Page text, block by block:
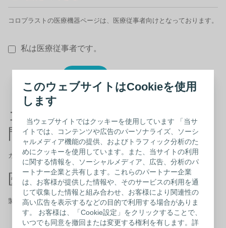
このウェブサイトはCookieを使用
します
当ウェブサイトではクッキーを使用しています 「当サ
イトでは、コンテンツや広告のパーソナライズ、ソーシ
ャルメディア機能の提供、およびトラフィック分析のた
めにクッキーを使用しています。また、当サイトの利用
に関する情報を、ソーシャルメディア、広告、分析のパ
ートナー企業と共有します。これらのパートナー企業
は、お客様が提供した情報や、そのサービスの利用を通
じて収集した情報と組み合わせ、お客様により関連性の
高い広告を表示するなどの目的で利用する場合がありま
す。 お客様は、「Cookie設定」をクリックすることで、
いつでも同意を撤回または変更する権利を有します。詳
コロプラストの医療機器ページは、医療従事者向けとなっております。
私は医療従事者です。
コロプラスト製品に関するお
問い合わせ
カスタマーケア フリーダイヤル 0120-66-4469
医療従事者以外の方
製品カタログから探す /ウェブサイトの中から探す